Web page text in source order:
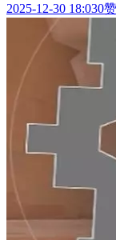
2025-12-30 18:030赞